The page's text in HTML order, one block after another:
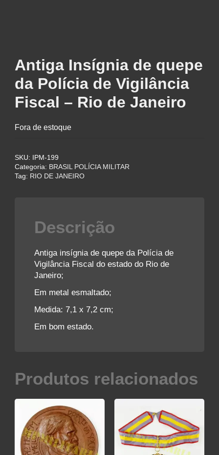
Antiga Insígnia de quepe
da Polícia de Vigilância
Fiscal – Rio de Janeiro
Fora de estoque
SKU:
IPM-199
Categoria: BRASIL POLÍCIA MILITAR
Tag: RIO DE JANEIRO
Descrição
Antiga insígnia de quepe da Polícia de
Vigilância Fiscal do estado do Rio de
Janeiro;
Em metal esmaltado;
Medida: 7,1 x 7,2 cm;
Em bom estado.
Produtos relacionados